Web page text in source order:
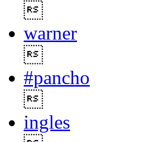
warner
#pancho
ingles